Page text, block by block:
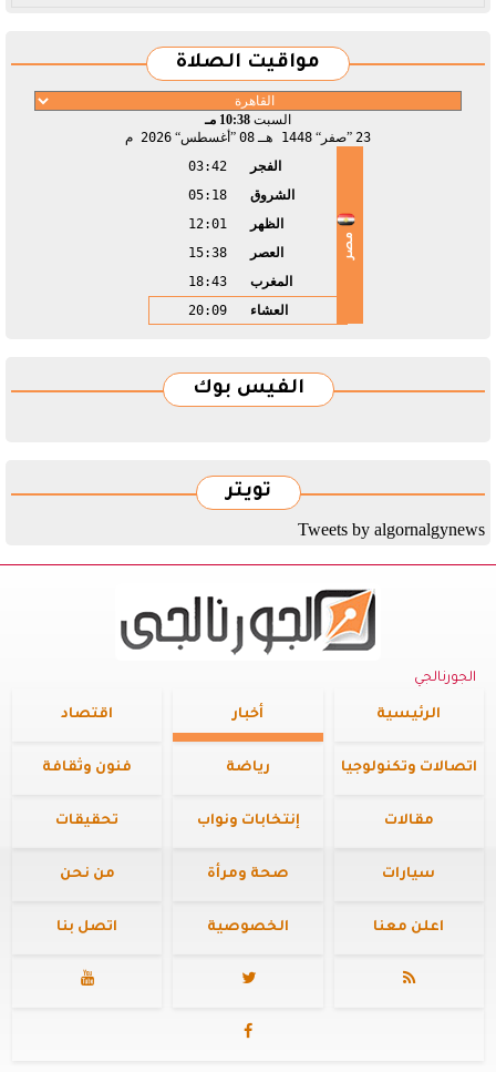
مواقيت الصلاة
السبت 10:38 مـ
23
صفر 1448 هـ 08 أغسطس 2026 م
مصر
الفجر
03:42
الشروق
05:18
الظهر
12:01
العصر
15:38
المغرب
18:43
العشاء
20:09
الفيس بوك
تويتر
Tweets by algornalgynews
الجورنالجي
الرئيسية أخبار اقتصاد
اتصالات وتكنولوجيا رياضة فنون وثقافة
مقالات إنتخابات ونواب تحقيقات
سيارات صحة ومرأة من نحن
اعلن معنا الخصوصية اتصل بنا



